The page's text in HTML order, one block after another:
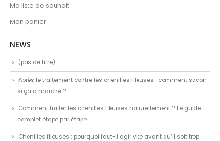
Ma liste de souhait
Mon panier
NEWS
(pas de titre)
Après le traitement contre les chenilles fileuses : comment savoir
si ça a marché ?
Comment traiter les chenilles fileuses naturellement ? Le guide
complet étape par étape
Chenilles fileuses : pourquoi faut-il agir vite avant qu’il soit trop